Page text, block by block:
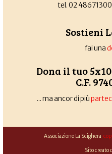
tel. 02
Sostieni
fai una
Dona il tuo
C.F.
... ma ancor di più
Associazione La Scighera
Sito creato